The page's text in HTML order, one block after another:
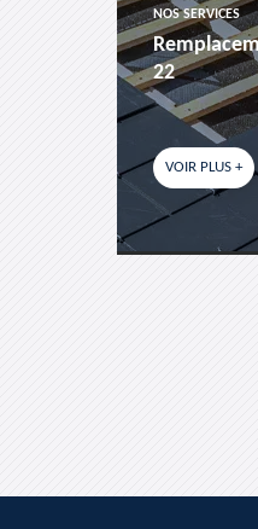
NOS SERVICES
22
VOIR PLUS +